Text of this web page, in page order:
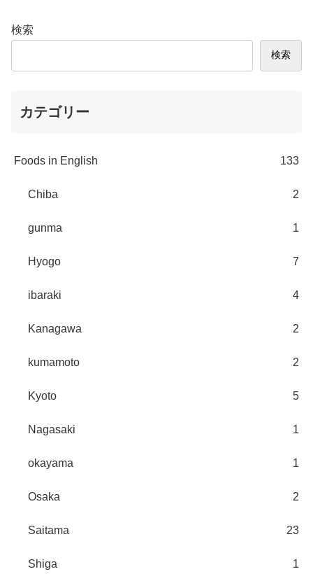
検索
検索
カテゴリー
Foods in English 133
Chiba 2
gunma 1
Hyogo 7
ibaraki 4
Kanagawa 2
kumamoto 2
Kyoto 5
Nagasaki 1
okayama 1
Osaka 2
Saitama 23
Shiga 1